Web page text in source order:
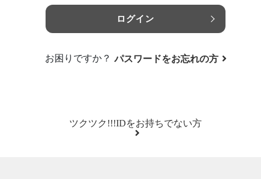
ログイン
お困りですか？ パスワードをお忘れの方
ツクツク!!!IDをお持ちでない方